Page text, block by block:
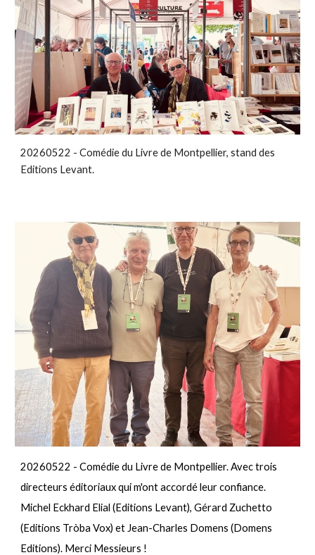
20260522 - Comédie du Livre de Montpellier, stand des
Editions Levant.
20260522 - Comédie du Livre de Montpellier. Avec trois
directeurs éditoriaux qui m'ont accordé leur confiance.
Michel Eckhard Elial (Editions Levant), Gérard Zuchetto
(Editions TròbaVox) et Jean-Charles Domens (Domens
Editions). Merci Messieurs !